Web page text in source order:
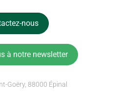
nous
à notre newsletter
Goëry, 88000 Épinal